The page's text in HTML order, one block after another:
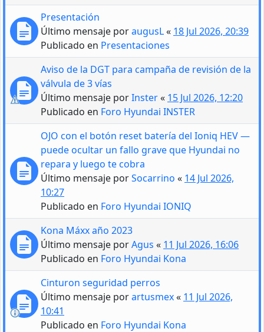
Presentación
Último mensaje poraugusL« 18 Jul 2026, 20:39
Publicado en Presentaciones
Aviso de la DGT para campaña de revisión de la
válvula de 3 vías
Último mensaje porInster« 15 Jul 2026, 12:20
Publicado en Foro Hyundai INSTER
OJO con el botón reset batería del Ioniq HEV —
puede ocultar un fallo grave que Hyundai no
repara y luego te cobra
Último mensaje porSocarrino « 14 Jul 2026,
10:27
Publicado en Foro Hyundai IONIQ
Kona Máxx año 2023
Último mensaje porAgus « 11 Jul 2026, 16:06
Publicado en Foro Hyundai Kona
Cinturon seguridad perros
Último mensaje porartusmex« 11 Jul 2026,
10:41
Publicado en Foro Hyundai Kona